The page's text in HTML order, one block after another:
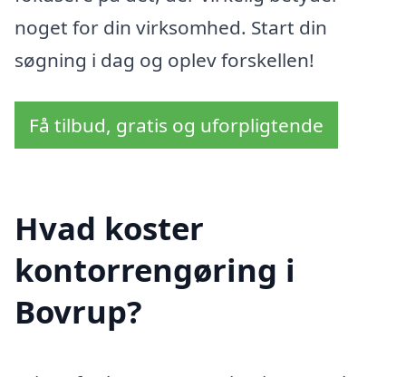
noget for din virksomhed. Start din
søgning i dag og oplev forskellen!
Få tilbud, gratis og uforpligtende
Hvad koster
kontorrengøring i
Bovrup?